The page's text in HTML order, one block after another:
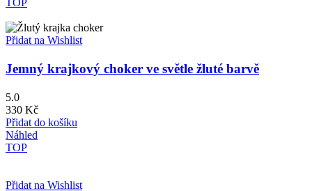
TOP
Přidat na Wishlist
Jemný krajkový choker ve světle žluté barvě
5.0
330 Kč
Přidat do košíku
Náhled
TOP
Přidat na Wishlist